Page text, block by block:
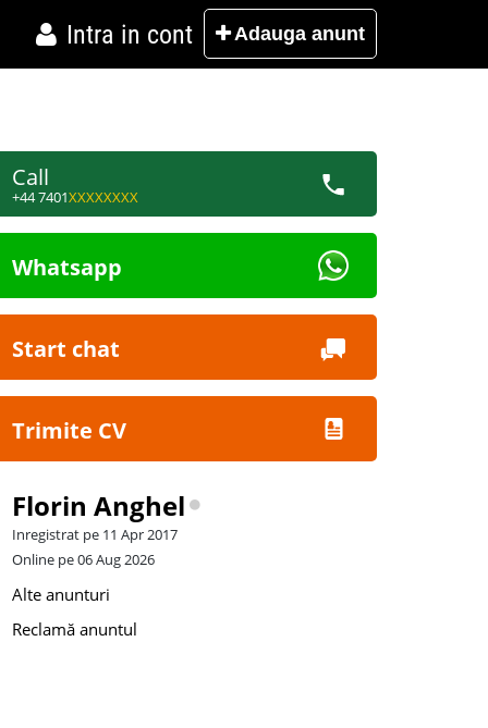
Intra in cont Adauga anunt
Call
+44 7401XXXXXXXX
Whatsapp
Start chat
Trimite CV
Florin Anghel
Inregistrat pe 11 Apr 2017
Online pe 06 Aug 2026
Alte anunturi
Reclamă anuntul